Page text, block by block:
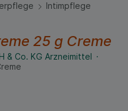
Intimpflege
25 g Creme
& Co. KG Arzneimittel